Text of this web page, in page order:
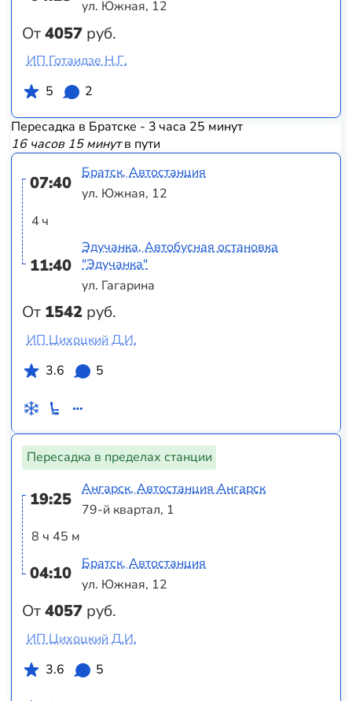
От4057 руб.
ул. Южная, 12
ИП Готаидзе Н.Г.
5
2
Пересадка в Братске - 3 часа 25 минут
16 часов 15 минутв пути
07:40
4 ч
11:40
От 1542 руб.
Братск, Автостанция
ул. Южная, 12
Эдучанка, Автобусная остановка
"Эдучанка"
ул. Гагарина
ИП Цихоцкий Д.И.
3.6
5
Пересадка в пределах станции
19:25
8 ч 45 м
04:10
От4057 руб.
Ангарск, Автостанция Ангарск
79-й квартал, 1
Братск, Автостанция
ул. Южная, 12
ИП Цихоцкий Д.И.
3.6
5